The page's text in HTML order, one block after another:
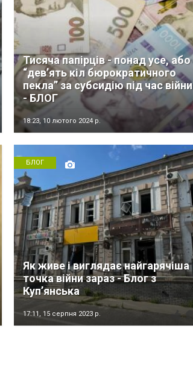
Тисяча папірців - понад усе, або
“девʼять кіл бюрократичного
пекла” за субсидію під час війни
- БЛОГ
18:23, 10 лютого 2024 р.
БЛОГ
Як живе і виглядає найгарячіша
точка війни зараз - Блог з
Куп’янська
17:11, 15 серпня 2023 р.